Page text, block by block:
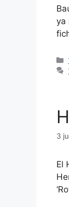
ya
3
El